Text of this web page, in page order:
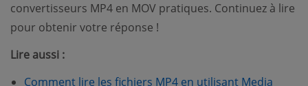
convertisseurs MP4 en MOV pratiques. Continuez à lire
pour obtenir votre réponse !
Lire aussi :
Comment lire les fichiers MP4 en utilisant Media